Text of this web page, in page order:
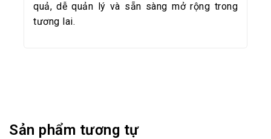
quả, dễ quản lý và sẵn sàng mở rộng trong
tương lai.
Sản phẩm tương tự